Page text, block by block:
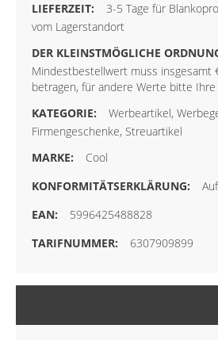
3-5 Tage für
vom Lagerstandort
Mindestbestellwert muss insgesamt
betragen, für andere Werte bitte Ihre
Werbeartikel,
Firmengeschenke, Streuartikel
Cool
5996425488828
6307909899